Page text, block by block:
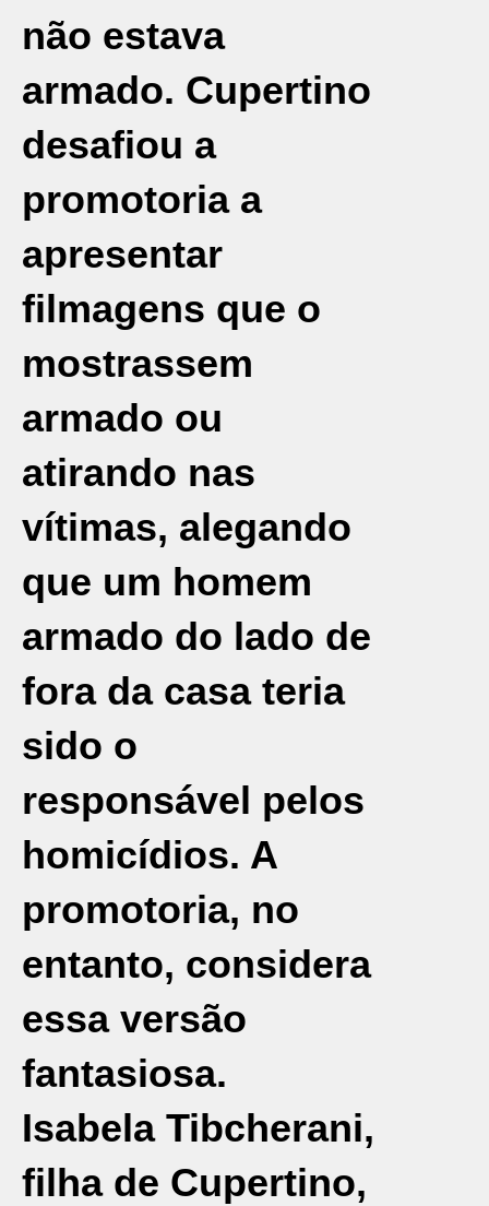
não estava
armado. Cupertino
desafiou a
promotoria a
apresentar
filmagens que o
mostrassem
armado ou
atirando nas
vítimas, alegando
que um homem
armado do lado de
fora da casa teria
sido o
responsável pelos
homicídios. A
promotoria, no
entanto, considera
essa versão
fantasiosa.
Isabela Tibcherani,
filha de Cupertino,